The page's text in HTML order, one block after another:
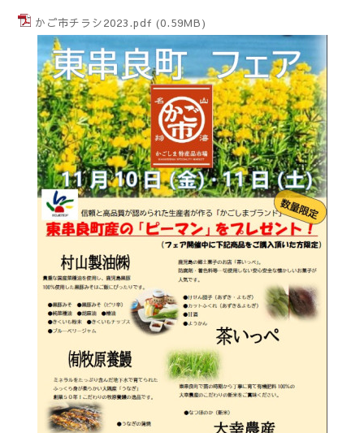
かご市チラシ2023.pdf (0.59MB)